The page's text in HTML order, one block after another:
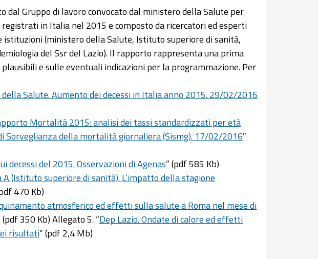
dal Gruppo di lavoro convocato dal ministero della Salute per
registrati in Italia nel 2015 e composto da ricercatori ed esperti
(ministero della Salute, Istituto superiore di sanità,
del Ssr del Lazio). Il rapporto rappresenta una prima
e sulle eventuali indicazioni per la programmazione. Per
Salute. Aumento dei decessi in Italia anno 2015. 29/02/2016
Mortalità 2015: analisi dei tassi standardizzati per età
Sorveglianza della mortalità giornaliera (Sismg). 17/02/2016”
decessi del 2015. Osservazioni di Agenas” (pdf 585 Kb)
A (Istituto superiore di sanità). L’impatto della stagione
470 Kb)
atmosferico ed effetti sulla salute a Roma nel mese di
(pdf 350 Kb) Allegato 5. “Dep Lazio. Ondate di calore ed effetti
risultati” (pdf 2,4 Mb)